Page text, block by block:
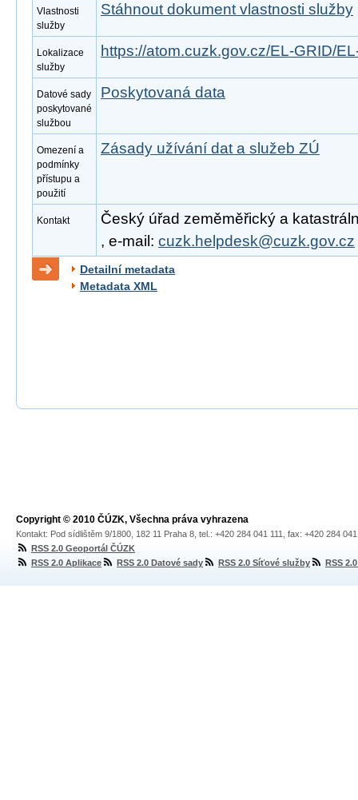
Vlastnosti
služby
Stáhnout dokument vlastnosti služby
Lokalizace
služby
https://atom.cuzk.gov.cz/EL-GRID/
Datové sady
poskytované
službou
Poskytovaná data
Omezení a
podmínky
přístupu a
použití
Zásady užívání dat a služeb ZÚ
Kontakt
Český úřad zeměměřický a
, e-mail: cuzk.helpdesk@cuzk.gov.cz
Detailní metadata
Metadata XML
Copyright © 2010 ČÚZK, Všechna práva vyhrazena
Kontakt: Pod sídlištěm 9/1800, 182 11 Praha 8, tel.: +420 284 041 111, fax: +420 284
RSS 2.0 Geoportál ČÚZK
RSS 2.0 Aplikace
RSS 2.0 Datové sady RSS 2.0 Síťové služby RSS